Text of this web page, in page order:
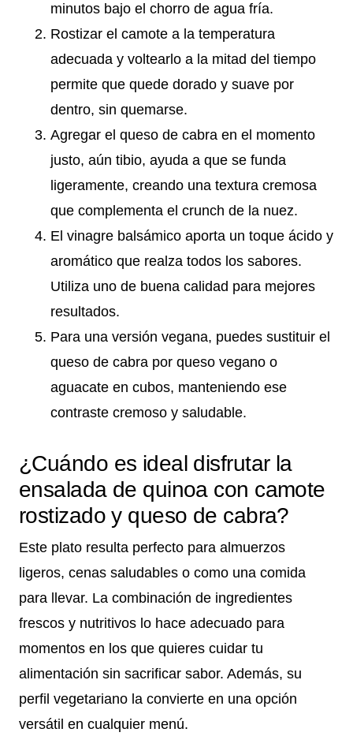
minutos bajo el chorro de agua fría.
Rostizar el camote a la temperatura
adecuada y voltearlo a la mitad del tiempo
permite que quede dorado y suave por
dentro, sin quemarse.
Agregar el queso de cabra en el momento
justo, aún tibio, ayuda a que se funda
ligeramente, creando una textura cremosa
que complementa el crunch de la nuez.
El vinagre balsámico aporta un toque ácido y
aromático que realza todos los sabores.
Utiliza uno de buena calidad para mejores
resultados.
Para una versión vegana, puedes sustituir el
queso de cabra por queso vegano o
aguacate en cubos, manteniendo ese
contraste cremoso y saludable.
¿Cuándo es ideal disfrutar la
ensalada de quinoa con camote
rostizado y queso de cabra?
Este plato resulta perfecto para almuerzos
ligeros, cenas saludables o como una comida
para llevar. La combinación de ingredientes
frescos y nutritivos lo hace adecuado para
momentos en los que quieres cuidar tu
alimentación sin sacrificar sabor. Además, su
perfil vegetariano la convierte en una opción
versátil en cualquier menú.